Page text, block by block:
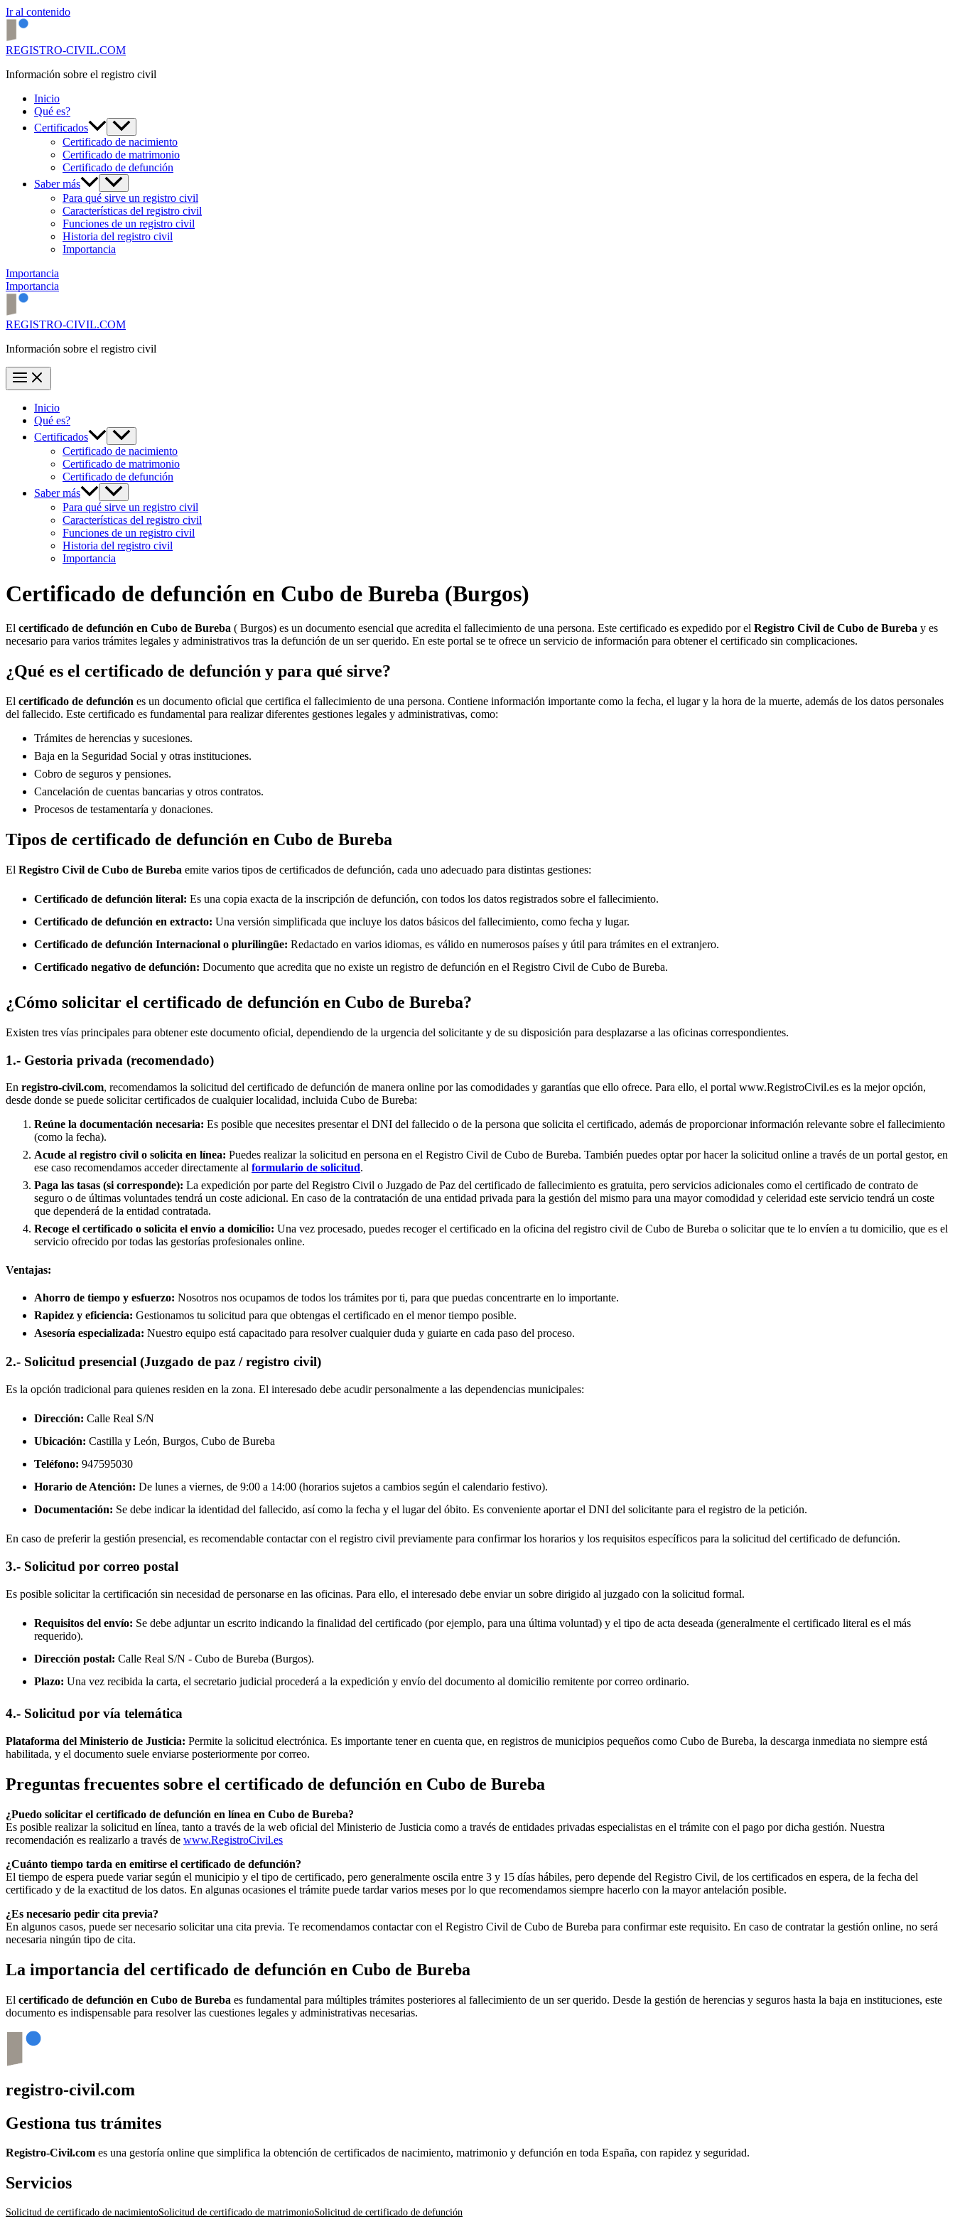
Ir al contenido
REGISTRO-CIVIL.COM
Información sobre el registro civil
Inicio
Qué es?
Certificados
Certificado de nacimiento
Certificado de matrimonio
Certificado de defunción
Saber más
Para qué sirve un registro civil
Características del registro civil
Funciones de un registro civil
Historia del registro civil
Importancia
Importancia
Importancia
REGISTRO-CIVIL.COM
Información sobre el registro civil
Inicio
Qué es?
Certificados
Certificado de nacimiento
Certificado de matrimonio
Certificado de defunción
Saber más
Para qué sirve un registro civil
Características del registro civil
Funciones de un registro civil
Historia del registro civil
Importancia
Certificado de defunción en Cubo de Bureba (Burgos)
El certificado de defunción en Cubo de Bureba ( Burgos) es un documento esencial que acredita el fallecimiento de una persona. Este certificado es expedido por el Registro Civil de Cubo de Bureba y es
necesario para varios trámites legales y administrativos tras la defunción de un ser querido. En este portal se te ofrece un servicio de información para obtener el certificado sin complicaciones.
¿Qué es el certificado de defunción y para qué sirve?
El certificado de defunción es un documento oficial que certifica el fallecimiento de una persona. Contiene información importante como la fecha, el lugar y la hora de la muerte, además de los datos personales
del fallecido. Este certificado es fundamental para realizar diferentes gestiones legales y administrativas, como:
Trámites de herencias y sucesiones.
Baja en la Seguridad Social y otras instituciones.
Cobro de seguros y pensiones.
Cancelación de cuentas bancarias y otros contratos.
Procesos de testamentaría y donaciones.
Tipos de certificado de defunción en Cubo de Bureba
El Registro Civil de Cubo de Bureba emite varios tipos de certificados de defunción, cada uno adecuado para distintas gestiones:
Certificado de defunción literal: Es una copia exacta de la inscripción de defunción, con todos los datos registrados sobre el fallecimiento.
Certificado de defunción en extracto: Una versión simplificada que incluye los datos básicos del fallecimiento, como fecha y lugar.
Certificado de defunción Internacional o plurilingüe: Redactado en varios idiomas, es válido en numerosos países y útil para trámites en el extranjero.
Certificado negativo de defunción: Documento que acredita que no existe un registro de defunción en el Registro Civil de Cubo de Bureba.
¿Cómo solicitar el certificado de defunción en Cubo de Bureba?
Existen tres vías principales para obtener este documento oficial, dependiendo de la urgencia del solicitante y de su disposición para desplazarse a las oficinas correspondientes.
1.- Gestoria privada (recomendado)
En registro-civil.com, recomendamos la solicitud del certificado de defunción de manera online por las comodidades y garantías que ello ofrece. Para ello, el portal www.RegistroCivil.es es la mejor opción,
desde donde se puede solicitar certificados de cualquier localidad, incluida Cubo de Bureba:
Reúne la documentación necesaria: Es posible que necesites presentar el DNI del fallecido o de la persona que solicita el certificado, además de proporcionar información relevante sobre el fallecimiento
(como la fecha).
Acude al registro civil o solicita en línea: Puedes realizar la solicitud en persona en el Registro Civil de Cubo de Bureba. También puedes optar por hacer la solicitud online a través de un portal gestor, en
ese caso recomendamos acceder directamente al formulario de solicitud.
Paga las tasas (si corresponde): La expedición por parte del Registro Civil o Juzgado de Paz del certificado de fallecimiento es gratuita, pero servicios adicionales como el certificado de contrato de
seguro o de últimas voluntades tendrá un coste adicional. En caso de la contratación de una entidad privada para la gestión del mismo para una mayor comodidad y celeridad este servicio tendrá un coste
que dependerá de la entidad contratada.
Recoge el certificado o solicita el envío a domicilio: Una vez procesado, puedes recoger el certificado en la oficina del registro civil de Cubo de Bureba o solicitar que te lo envíen a tu domicilio, que es el
servicio ofrecido por todas las gestorías profesionales online.
Ventajas:
Ahorro de tiempo y esfuerzo: Nosotros nos ocupamos de todos los trámites por ti, para que puedas concentrarte en lo importante.
Rapidez y eficiencia: Gestionamos tu solicitud para que obtengas el certificado en el menor tiempo posible.
Asesoría especializada: Nuestro equipo está capacitado para resolver cualquier duda y guiarte en cada paso del proceso.
2.- Solicitud presencial (Juzgado de paz / registro civil)
Es la opción tradicional para quienes residen en la zona. El interesado debe acudir personalmente a las dependencias municipales:
Dirección: Calle Real S/N
Ubicación: Castilla y León, Burgos, Cubo de Bureba
Teléfono: 947595030
Horario de Atención: De lunes a viernes, de 9:00 a 14:00 (horarios sujetos a cambios según el calendario festivo).
Documentación: Se debe indicar la identidad del fallecido, así como la fecha y el lugar del óbito. Es conveniente aportar el DNI del solicitante para el registro de la petición.
En caso de preferir la gestión presencial, es recomendable contactar con el registro civil previamente para confirmar los horarios y los requisitos específicos para la solicitud del certificado de defunción.
3.- Solicitud por correo postal
Es posible solicitar la certificación sin necesidad de personarse en las oficinas. Para ello, el interesado debe enviar un sobre dirigido al juzgado con la solicitud formal.
Requisitos del envío: Se debe adjuntar un escrito indicando la finalidad del certificado (por ejemplo, para una última voluntad) y el tipo de acta deseada (generalmente el certificado literal es el más
requerido).
Dirección postal: Calle Real S/N - Cubo de Bureba (Burgos).
Plazo: Una vez recibida la carta, el secretario judicial procederá a la expedición y envío del documento al domicilio remitente por correo ordinario.
4.- Solicitud por vía telemática
Plataforma del Ministerio de Justicia: Permite la solicitud electrónica. Es importante tener en cuenta que, en registros de municipios pequeños como Cubo de Bureba, la descarga inmediata no siempre está
habilitada, y el documento suele enviarse posteriormente por correo.
Preguntas frecuentes sobre el certificado de defunción en Cubo de Bureba
¿Puedo solicitar el certificado de defunción en línea en Cubo de Bureba?
Es posible realizar la solicitud en línea, tanto a través de la web oficial del Ministerio de Justicia como a través de entidades privadas especialistas en el trámite con el pago por dicha gestión. Nuestra
recomendación es realizarlo a través de www.RegistroCivil.es
¿Cuánto tiempo tarda en emitirse el certificado de defunción?
El tiempo de espera puede variar según el municipio y el tipo de certificado, pero generalmente oscila entre 3 y 15 días hábiles, pero depende del Registro Civil, de los certificados en espera, de la fecha del
certificado y de la exactitud de los datos. En algunas ocasiones el trámite puede tardar varios meses por lo que recomendamos siempre hacerlo con la mayor antelación posible.
¿Es necesario pedir cita previa?
En algunos casos, puede ser necesario solicitar una cita previa. Te recomendamos contactar con el Registro Civil de Cubo de Bureba para confirmar este requisito. En caso de contratar la gestión online, no será
necesaria ningún tipo de cita.
La importancia del certificado de defunción en Cubo de Bureba
El certificado de defunción en Cubo de Bureba es fundamental para múltiples trámites posteriores al fallecimiento de un ser querido. Desde la gestión de herencias y seguros hasta la baja en instituciones, este
documento es indispensable para resolver las cuestiones legales y administrativas necesarias.
registro-civil.com
Gestiona tus trámites
Registro-Civil.com es una gestoría online que simplifica la obtención de certificados de nacimiento, matrimonio y defunción en toda España, con rapidez y seguridad.
Servicios
Solicitud de certificado de nacimientoSolicitud de certificado de matrimonioSolicitud de certificado de defunción